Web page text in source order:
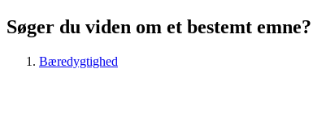
Søger du viden om et bestemt emne?
Bæredygtighed